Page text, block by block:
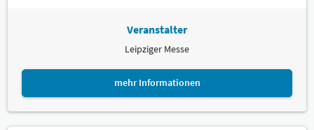
Veranstalter
Leipziger Messe
mehr Informationen